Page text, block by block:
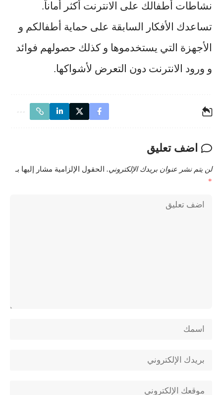
نشاطات أطفالك على الانترنت أكثر أماناً.
تساعدك الأفكار السابقة على حماية أطفالكم و
الأجهزة التي يستخدموها و كذلك حصولهم فوائد
و ورود الانترنت دون التعرض لأشواكها.
اضف تعليق
لن يتم نشر عنوان بريدك الإلكتروني. الحقول الإلزامية مشار إليها بـ
*